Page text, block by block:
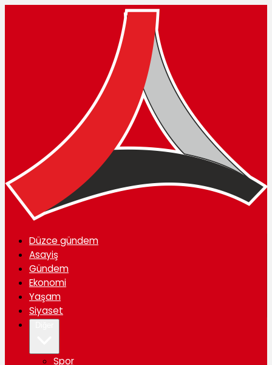
Düzce gündem
Asayiş
Gündem
Ekonomi
Yaşam
Siyaset
Spor